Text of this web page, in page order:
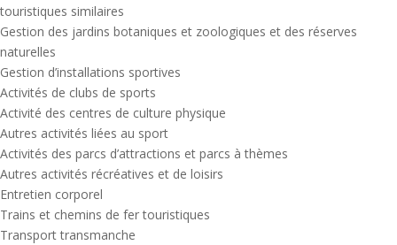
touristiques similaires
Gestion des jardins botaniques et zoologiques et des réserves
naturelles
Gestion d’installations sportives
Activités de clubs de sports
Activité des centres de culture physique
Autres activités liées au sport
Activités des parcs d’attractions et parcs à thèmes
Autres activités récréatives et de loisirs
Entretien corporel
Trains et chemins de fer touristiques
Transport transmanche